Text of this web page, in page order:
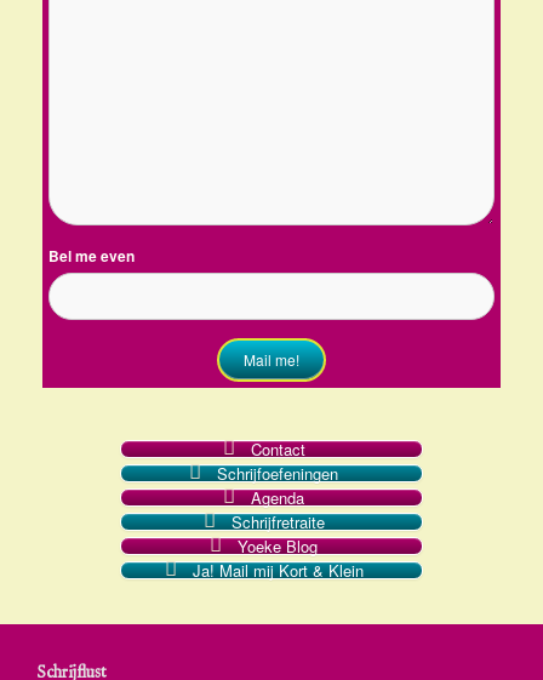
Bel me even
Mail me!
Contact
Schrijfoefeningen
Agenda
Schrijfretraite
Yoeke Blog
Ja! Mail mij Kort & Klein
Schrijflust